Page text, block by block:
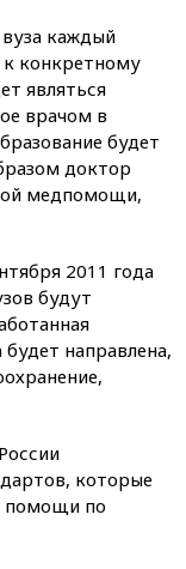
каждый
к конкретному
являться
врачом в
будет
доктор
медпомощи,
2011 года
будут
направлена,
которые
помощи по